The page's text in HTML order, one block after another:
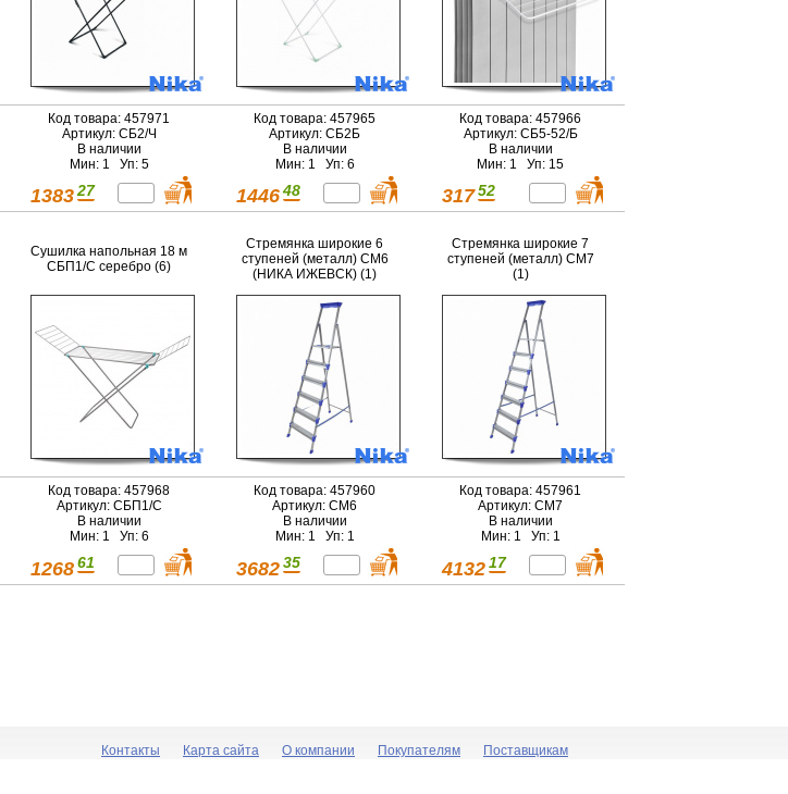
Код товара: 457971
Артикул: СБ2/Ч
В наличии
Мин: 1 Уп: 5
1383 27
Код товара: 457965
Артикул: СБ2Б
В наличии
Мин: 1 Уп: 6
1446 48
Код товара: 457966
Артикул: СБ5-52/Б
В наличии
Мин: 1 Уп: 15
317 52
Сушилка напольная 18 м
СБП1/С серебро (6)
Код товара: 457968
Артикул: СБП1/С
В наличии
Мин: 1 Уп: 6
1268 61
Стремянка широкие 6
ступеней (металл) СМ6
(НИКА ИЖЕВСК) (1)
Код товара: 457960
Артикул: СМ6
В наличии
Мин: 1 Уп: 1
3682 35
Стремянка широкие 7
ступеней (металл) СМ7
(1)
Код товара: 457961
Артикул: СМ7
В наличии
Мин: 1 Уп: 1
4132 17
Контакты Карта сайта О компании Покупателям Поставщикам